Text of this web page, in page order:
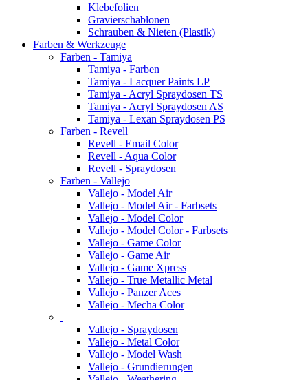
Klebefolien
Gravierschablonen
Schrauben & Nieten (Plastik)
Farben & Werkzeuge
Farben - Tamiya
Tamiya - Farben
Tamiya - Lacquer Paints LP
Tamiya - Acryl Spraydosen TS
Tamiya - Acryl Spraydosen AS
Tamiya - Lexan Spraydosen PS
Farben - Revell
Revell - Email Color
Revell - Aqua Color
Revell - Spraydosen
Farben - Vallejo
Vallejo - Model Air
Vallejo - Model Air - Farbsets
Vallejo - Model Color
Vallejo - Model Color - Farbsets
Vallejo - Game Color
Vallejo - Game Air
Vallejo - Game Xpress
Vallejo - True Metallic Metal
Vallejo - Panzer Aces
Vallejo - Mecha Color
Vallejo - Spraydosen
Vallejo - Metal Color
Vallejo - Model Wash
Vallejo - Grundierungen